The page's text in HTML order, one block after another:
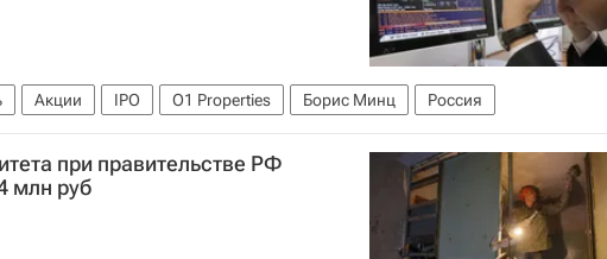
Акции IPO O1 Properties Борис Минц Россия
при правительстве РФ
млн руб